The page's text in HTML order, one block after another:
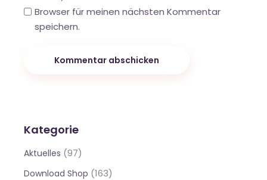
Browser für meinen nächsten Kommentar
speichern.
Kommentar abschicken
Kategorie
Aktuelles (97)
Download Shop (163)